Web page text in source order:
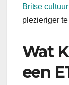
Britse
plezieriger te
Wat
een